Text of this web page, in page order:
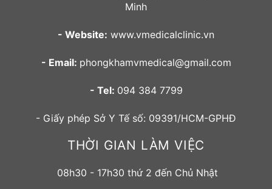
Minh
- Website: www.vmedicalclinic.vn
- Email: phongkhamvmedical@gmail.com
- Tel: 094 384 7799
- Giấy phép Sở Y Tế số: 09391/HCM-GPHĐ
THỜI GIAN LÀM VIỆC
08h30 - 17h30 thứ 2 đến Chủ Nhật